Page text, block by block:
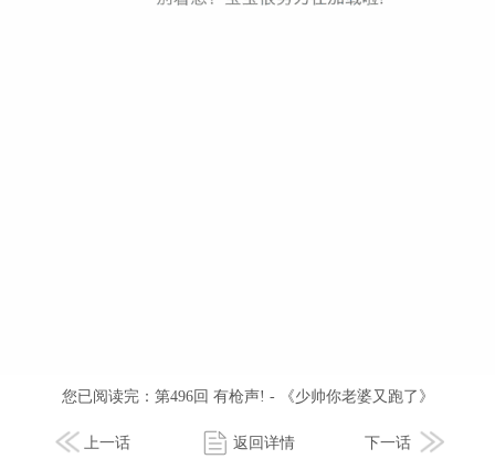
您已阅读完： 第496回 有枪声! - 《少帅你老婆又跑了》
上一话 返回详情 下一话